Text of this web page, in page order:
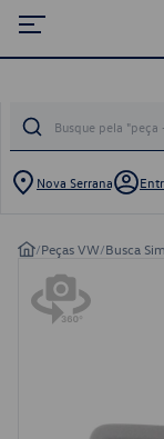
Nova Serrana
/Peças VW/Busca